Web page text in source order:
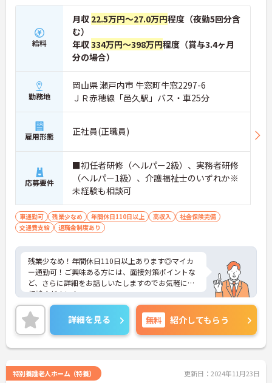
給料
月収 22.5万円～27.0万円程度（夜勤5回分含
む）
年収334万円～398万円程度（賞与3.4ヶ月
分の場合）
勤務地
岡山県 瀬戸内市 牛窓町牛窓2297-6
ＪＲ赤穂線「邑久駅」バス・車25分
雇用形態 正社員(正職員)
応募要件
■初任者研修（ヘルパー2級）、実務者研修
（ヘルパー1級）、介護福祉士のいずれか※
未経験も相談可
車通勤可 残業少なめ 年間休日110日以上 高収入
社会保険完備
交通費支給
退職金制度あり
残業少なめ！年間休日110日以上あります◎マイカ
ー通勤可！ご興味ある方には、面接対策ポイントな
ど、さらに詳細をお話しいたしますのでお気軽にご
相談ください！
詳細を見る 無料 紹介してもらう
特別養護老人ホーム（特養） 更新日：2024年11月23日